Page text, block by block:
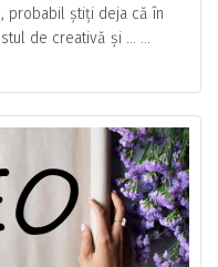
probabil știți deja că în
de creativă și … ...